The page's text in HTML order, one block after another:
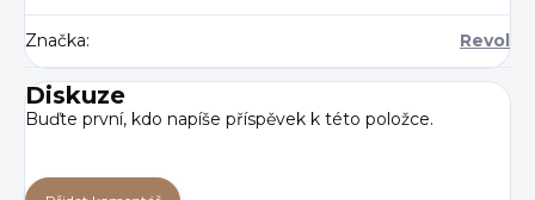
Značka: Revol
Diskuze
Buďte první, kdo napíše příspěvek k této položce.